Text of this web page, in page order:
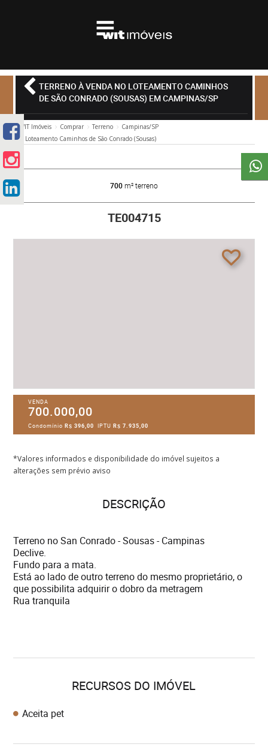
TERRENO À VENDA NO LOTEAMENTO CAMINHOS
DE SÃO CONRADO (SOUSAS) EM CAMPINAS/SP
WIT Imóveis Comprar Terreno
Campinas/SP
Loteamento Caminhos de São Conrado (Sousas)
700m² terreno
TE004715
VENDA
700.000,00
CondomínioR$ 396,00 IPTUR$ 7.935,00
*Valores informados e disponibilidade do imóvel sujeitos a
alterações sem prévio aviso
DESCRIÇÃO
Terreno no San Conrado - Sousas - Campinas
Declive.
Fundo para a mata.
Está ao lado de outro terreno do mesmo proprietário, o
que possibilita adquirir o dobro da metragem
Rua tranquila
RECURSOS DO IMÓVEL
Aceita pet